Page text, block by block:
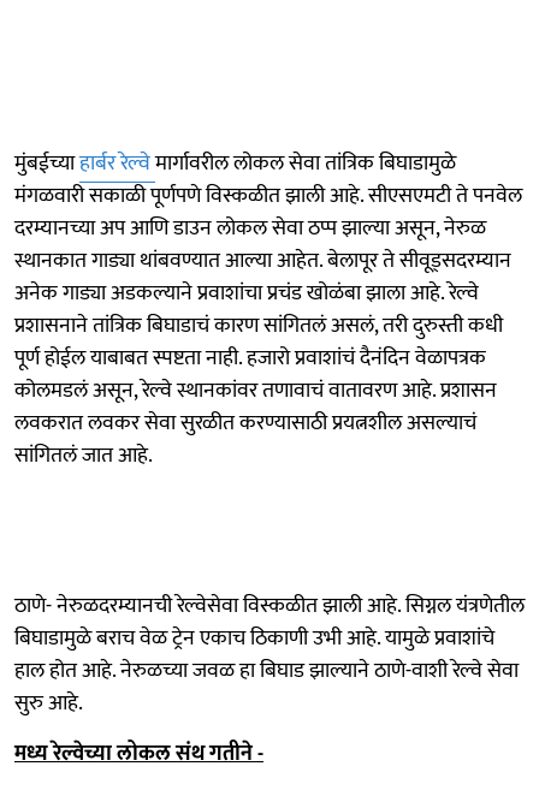
मुंबईच्याहार्बर रेल्वेमार्गावरील लोकल सेवा तांत्रिक बिघाडामुळे
मंगळवारी सकाळी पूर्णपणे विस्कळीत झाली आहे. सीएसएमटी ते पनवेल
दरम्यानच्या अप आणि डाउन लोकल सेवा ठप्प झाल्या असून, नेरुळ
स्थानकात गाड्या थांबवण्यात आल्या आहेत. बेलापूर ते सीवूड्सदरम्यान
अनेक गाड्या अडकल्याने प्रवाशांचा प्रचंड खोळंबा झाला आहे. रेल्वे
प्रशासनाने तांत्रिक बिघाडाचं कारण सांगितलं असलं, तरी दुरुस्ती कधी
पूर्ण होईल याबाबत स्पष्टता नाही. हजारो प्रवाशांचं दैनंदिन वेळापत्रक
कोलमडलं असून, रेल्वे स्थानकांवर तणावाचं वातावरण आहे. प्रशासन
लवकरात लवकर सेवा सुरळीत करण्यासाठी प्रयत्नशील असल्याचं
सांगितलं जात आहे.
ठाणे- नेरुळदरम्यानची रेल्वेसेवा विस्कळीत झाली आहे. सिग्नल यंत्रणेतील
बिघाडामुळे बराच वेळ ट्रेन एकाच ठिकाणी उभी आहे. यामुळे प्रवाशांचे
हाल होत आहे. नेरुळच्या जवळ हा बिघाड झाल्याने ठाणे-वाशी रेल्वे सेवा
सुरु आहे.
मध्य रेल्वेच्या लोकल संथ गतीने -